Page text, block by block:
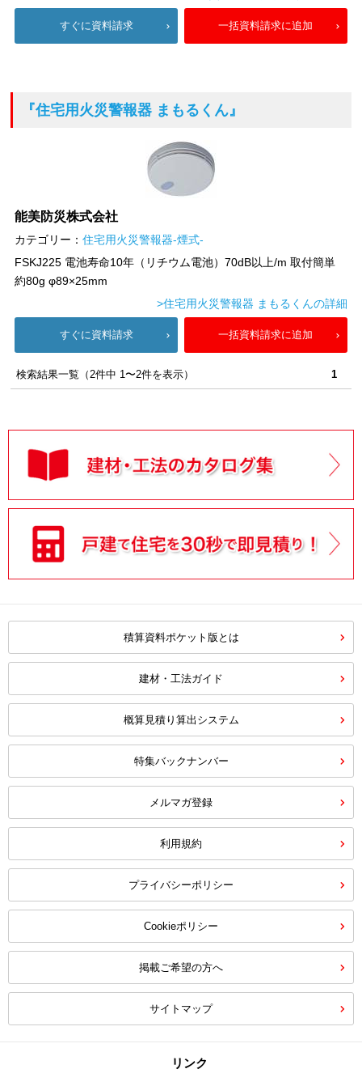
すぐに資料請求 一括資料請求に追加
『住宅用火災警報器 まもるくん』
能美防災株式会社
カテゴリー：住宅用火災警報器-煙式-
FSKJ225 電池寿命10年（リチウム電池）70dB以上/m 取付簡単
約80g φ89×25mm
>住宅用火災警報器 まもるくんの詳細
すぐに資料請求 一括資料請求に追加
検索結果一覧（2件中 1〜2件を表示） 1
積算資料ポケット版とは
建材・工法ガイド
概算見積り算出システム
特集バックナンバー
メルマガ登録
利用規約
プライバシーポリシー
Cookieポリシー
掲載ご希望の方へ
サイトマップ
リンク